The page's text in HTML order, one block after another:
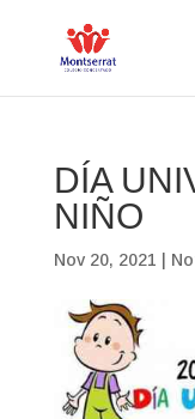
DÍA
NIÑO
Nov 20, 2021